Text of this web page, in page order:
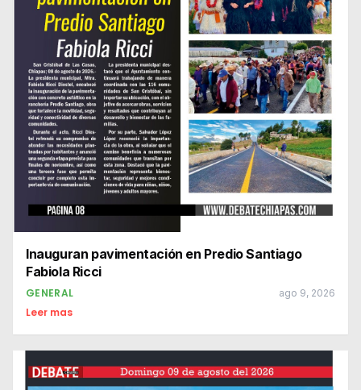
Inauguran pavimentación en Predio Santiago
Fabiola Ricci
GENERAL ago 9, 2026
Leer mas